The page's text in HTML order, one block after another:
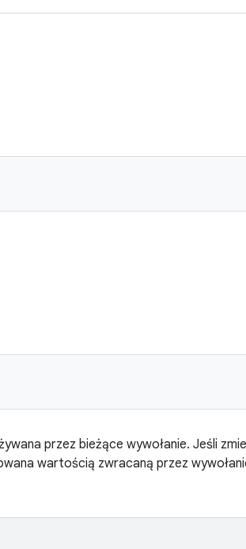
przez bieżące wywołanie. Jeśli
wartością zwracaną przez